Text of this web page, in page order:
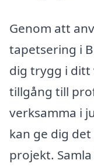
Genom att
tapetsering i
dig trygg i ditt
tillgång till
verksamma i
kan ge dig
projekt.